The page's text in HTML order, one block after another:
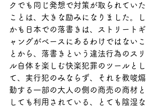
クでも同じ発想で対策が取られていた
ことは、大きな励みになりました。し
かも日本での落書きは、ストリートギ
ャングがベースにあるわけではないこ
とから、落書きという違法行為のスリ
ル自体を楽しむ快楽犯罪のツールとし
て、実行犯のみならず、それを教唆煽
動する一部の大人の側の商売の商材と
しても利用されている、とても陰湿な